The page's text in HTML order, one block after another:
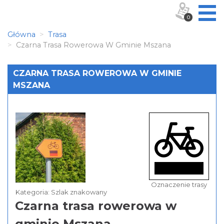
Główna
Trasa
Czarna Trasa Rowerowa W Gminie Mszana
CZARNA TRASA ROWEROWA W GMINIE
MSZANA
Kategoria: Szlak znakowany
Czarna trasa rowerowa w
Oznaczenie trasy
0